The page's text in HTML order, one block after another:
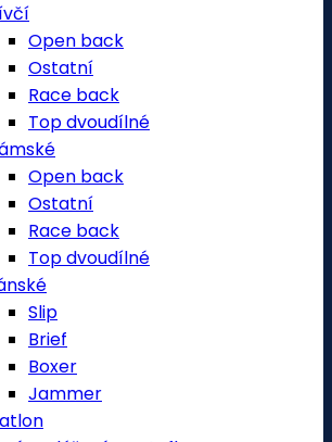
Open back
Ostatní
Race back
Top dvoudílné
Open back
Ostatní
Race back
Top dvoudílné
Slip
Brief
Boxer
Jammer